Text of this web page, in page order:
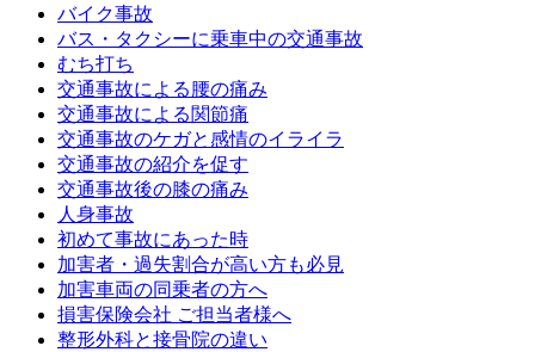
バイク事故
バス・タクシーに乗車中の交通事故
むち打ち
交通事故による腰の痛み
交通事故による関節痛
交通事故のケガと感情のイライラ
交通事故の紹介を促す
交通事故後の膝の痛み
人身事故
初めて事故にあった時
加害者・過失割合が高い方も必見
加害車両の同乗者の方へ
損害保険会社 ご担当者様へ
整形外科と接骨院の違い